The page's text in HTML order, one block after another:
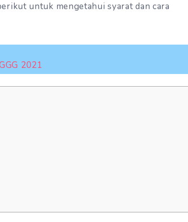
untuk mengetahui syarat dan cara
2021